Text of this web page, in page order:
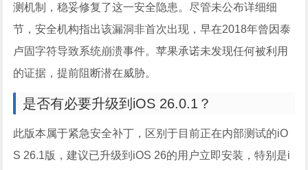
测机制，稳妥修复了这一安全隐患。尽管未公布详细细
节，安全机构指出该漏洞非首次出现，早在2018年曾因泰
卢固字符导致系统崩溃事件。苹果承诺未发现任何被利用
的证据，提前阻断潜在威胁。
是否有必要升级到iOS 26.0.1？
此版本属于紧急安全补丁，区别于目前正在内部测试的iO
S 26.1版，建议已升级到iOS 26的用户立即安装，特别是i